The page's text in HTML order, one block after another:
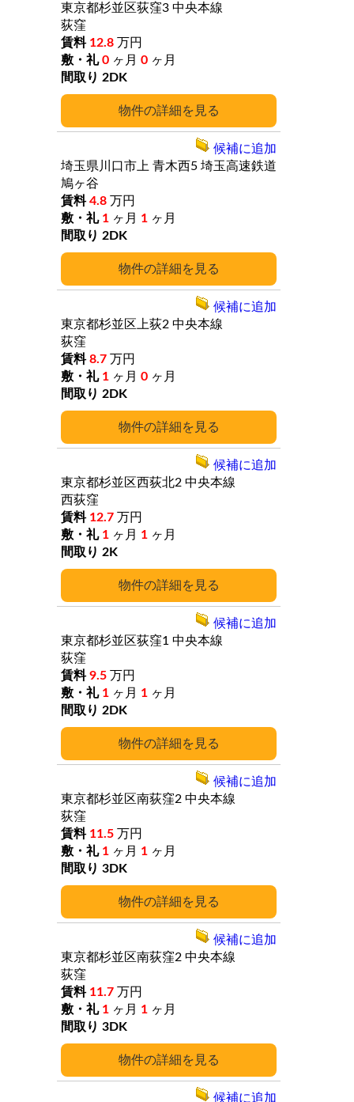
詳細
東京都杉並区荻窪3 中央本線
荻窪
12.8 万円
0 ヶ月 0 ヶ月
2DK
詳細
埼玉県川口市上 青木西5 埼玉高速鉄道
鳩ヶ谷
4.8 万円
1 ヶ月 1 ヶ月
2DK
候補に追加
詳細
東京都杉並区上荻2 中央本線
荻窪
8.7 万円
1 ヶ月 0 ヶ月
2DK
候補に追加
詳細
東京都杉並区西荻北2 中央本線
西荻窪
12.7 万円
1 ヶ月 1 ヶ月
2K
候補に追加
詳細
東京都杉並区荻窪1 中央本線
荻窪
9.5 万円
1 ヶ月 1 ヶ月
2DK
候補に追加
詳細
東京都杉並区南荻窪2 中央本線
荻窪
11.5 万円
1 ヶ月 1 ヶ月
3DK
候補に追加
詳細
東京都杉並区南荻窪2 中央本線
荻窪
11.7 万円
1 ヶ月 1 ヶ月
3DK
候補に追加
候補に追加